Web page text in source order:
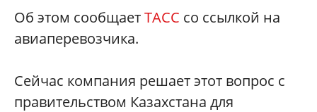
Об этом сообщаетТАСС со ссылкой на
авиаперевозчика.
Сейчас компания решает этот вопрос с
правительством Казахстана для